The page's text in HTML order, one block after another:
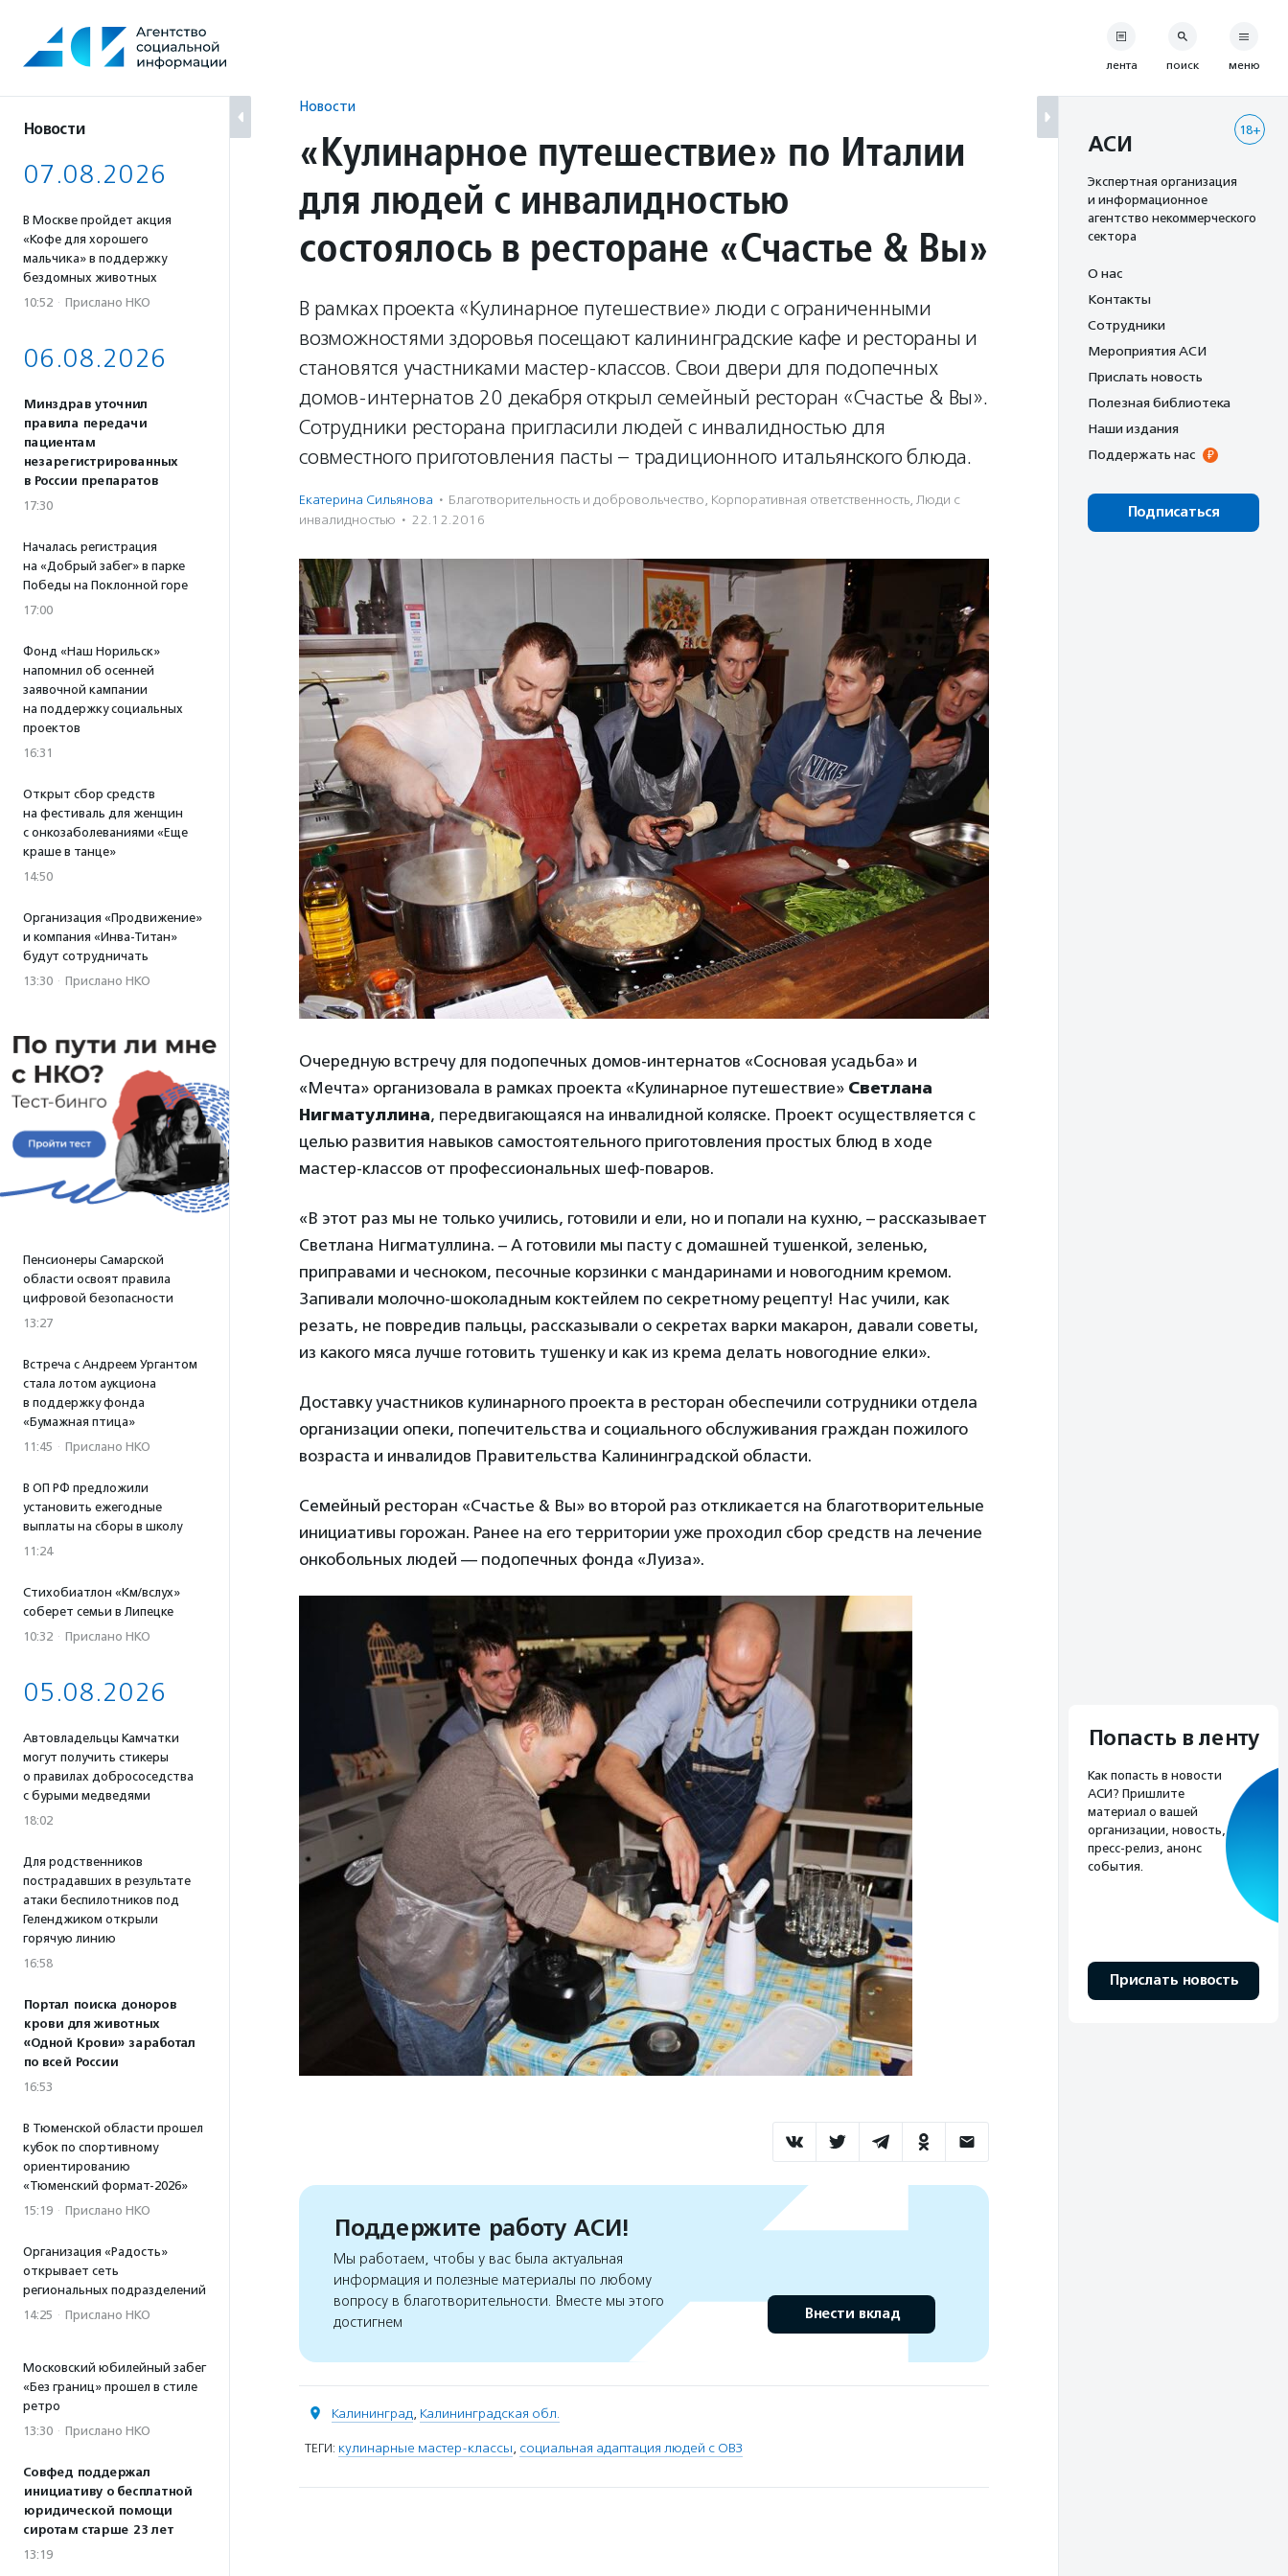
содержанию
Новости
07.08.2026
В Москве пройдет акция
«Кофе для хорошего
мальчика» в поддержку
бездомных животных
10:52 · Прислано НКО
06.08.2026
Минздрав уточнил
правила передачи
пациентам
незарегистрированных
в России препаратов
17:30
Началась регистрация
на «Добрый забег» в парке
Победы на Поклонной горе
17:00
Фонд «Наш Норильск»
напомнил об осенней
заявочной кампании
на поддержку социальных
проектов
16:31
Открыт сбор средств
на фестиваль для женщин
с онкозаболеваниями «Еще
краше в танце»
14:50
Организация «Продвижение»
и компания «Инва-Титан»
будут сотрудничать
13:30 · Прислано НКО
Пенсионеры Самарской
области освоят правила
цифровой безопасности
13:27
Встреча с Андреем Ургантом
стала лотом аукциона
в поддержку фонда
«Бумажная птица»
11:45 · Прислано НКО
В ОП РФ предложили
установить ежегодные
выплаты на сборы в школу
11:24
Стихобиатлон «Км/вслух»
соберет семьи в Липецке
10:32 · Прислано НКО
05.08.2026
Автовладельцы Камчатки
могут получить стикеры
о правилах добрососедства
с бурыми медведями
18:02
Для родственников
пострадавших в результате
атаки беспилотников под
Геленджиком открыли
горячую линию
16:58
Портал поиска доноров
крови для животных
«Одной Крови» заработал
по всей России
16:53
В Тюменской области прошел
кубок по спортивному
ориентированию
«Тюменский формат-2026»
15:19 · Прислано НКО
Организация «Радость»
открывает сеть
региональных подразделений
14:25 · Прислано НКО
Московский юбилейный забег
«Без границ» прошел в стиле
ретро
13:30 · Прислано НКО
Совфед поддержал
инициативу о бесплатной
юридической помощи
сиротам старше 23 лет
13:19
Новости
«Кулинарное путешествие» по Италии
для людей с инвалидностью
состоялось в ресторане «Счастье & Вы»
В рамках проекта «Кулинарное путешествие» люди с ограниченными
возможностями здоровья посещают калининградские кафе и рестораны и
становятся участниками мастер-классов. Свои двери для подопечных
домов-интернатов 20 декабря открыл семейный ресторан «Счастье & Вы».
Сотрудники ресторана пригласили людей с инвалидностью для
совместного приготовления пасты – традиционного итальянского блюда.
Екатерина Сильянова · Благотвори­тель­ность и доброволь­чест­во, Корпоративная ответственность, Люди с
инвалидностью · 22.12.2016
Очередную встречу для подопечных домов-интернатов «Сосновая усадьба» и
«Мечта» организовала в рамках проекта «Кулинарное путешествие» Светлана
Нигматуллина, передвигающаяся на инвалидной коляске. Проект осуществляется с
целью развития навыков самостоятельного приготовления простых блюд в ходе
мастер-классов от профессиональных шеф-поваров.
«В этот раз мы не только учились, готовили и ели, но и попали на кухню, – рассказывает
Светлана Нигматуллина. – А готовили мы пасту с домашней тушенкой, зеленью,
приправами и чесноком, песочные корзинки с мандаринами и новогодним кремом.
Запивали молочно-шоколадным коктейлем по секретному рецепту! Нас учили, как
резать, не повредив пальцы, рассказывали о секретах варки макарон, давали советы,
из какого мяса лучше готовить тушенку и как из крема делать новогодние елки».
Доставку участников кулинарного проекта в ресторан обеспечили сотрудники отдела
организации опеки, попечительства и социального обслуживания граждан пожилого
возраста и инвалидов Правительства Калининградской области.
Семейный ресторан «Cчастье & Вы» во второй раз откликается на благотворительные
инициативы горожан. Ранее на его территории уже проходил сбор средств на лечение
онкобольных людей — подопечных фонда «Луиза».
Поддержите работу АСИ!
Мы работаем, чтобы у вас была актуальная
информация и полезные материалы по любому
вопросу в благотворительности. Вместе мы этого
достигнем
Внести вклад
Калининград, Калининградская обл.
ТЕГИ: кулинарные мастер-классы, социальная адаптация людей с ОВЗ
лента поиск меню
18+
АСИ
Экспертная организация
и информационное
агентство некоммерческого
сектора
О нас
Контакты
Сотрудники
Мероприятия АСИ
Прислать новость
Полезная библиотека
Наши издания
Поддержать нас
Подписаться
Попасть в ленту
Как попасть в новости
АСИ? Пришлите
материал о вашей
организации, новость,
пресс-релиз, анонс
события.
Прислать новость